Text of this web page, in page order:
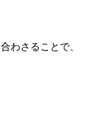
わさることで、